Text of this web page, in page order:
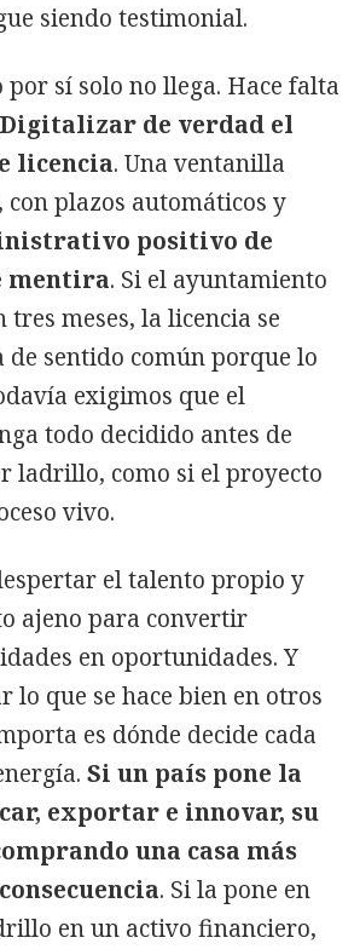
siendo testimonial.
por sí solo no llega. Hace falta
Digitalizar de verdad el
licencia. Una ventanilla
con plazos automáticos y
positivo de
mentira. Si el ayuntamiento
tres meses, la licencia se
de sentido común porque lo
exigimos que el
todo decidido antes de
ladrillo, como si el proyecto
vivo.
el talento propio y
ajeno para convertir
en oportunidades. Y
lo que se hace bien en otros
es dónde decide cada
Si un país pone la
exportar e innovar, su
una casa más
. Si la pone en
en un activo financiero,